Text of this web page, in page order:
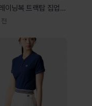
이닝복 트랙탑 집업
크블루/오렌지